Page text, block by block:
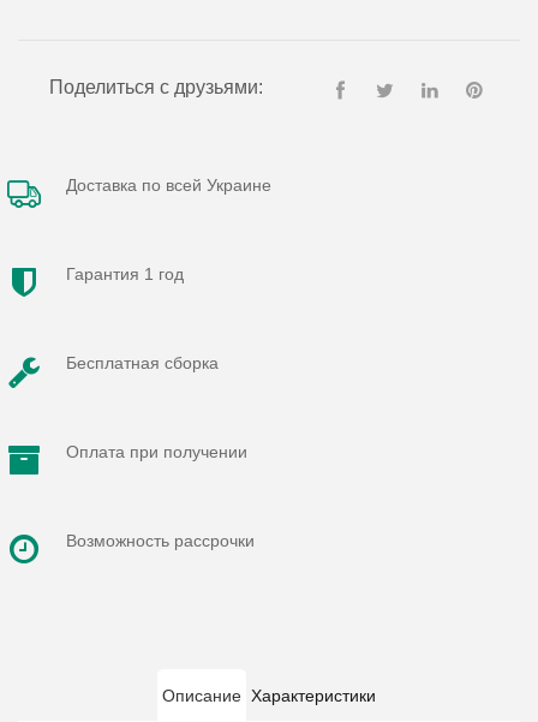
Поделиться с друзьями:
Доставка по всей Украине
Гарантия 1 год
Бесплатная сборка
Оплата при получении
Возможность рассрочки
Описание Характеристики